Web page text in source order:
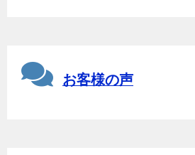
お客様の声